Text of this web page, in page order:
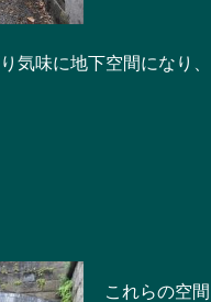
味に地下空間になり
これらの空間